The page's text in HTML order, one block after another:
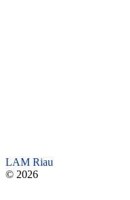
LAM Riau
© 2026